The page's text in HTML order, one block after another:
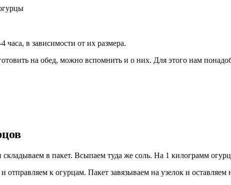
часа, в зависимости от их размера.
на обед, можно вспомнить и о них. Для этого нам
в пакет. Всыпаем туда же соль. На 1 килограмм
к огурцам. Пакет завязываем на узелок и